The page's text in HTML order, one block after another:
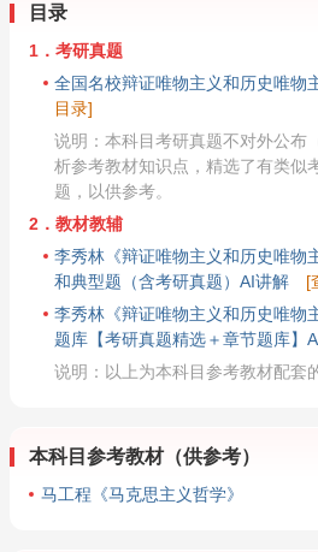
目录
1．考研真题
全国名校辩证唯物主义和历史唯物
目录]
说明：本科目考研真题不对外公布
析参考教材知识点，精选了有类似
题，以供参考。
2．教材教辅
李秀林《辩证唯物主义和历史唯物
和典型题（含考研真题）AI讲解
[
李秀林《辩证唯物主义和历史唯物
题库【考研真题精选＋章节题库】
说明：以上为本科目参考教材配套
本科目参考教材（供参考）
马工程《马克思主义哲学》